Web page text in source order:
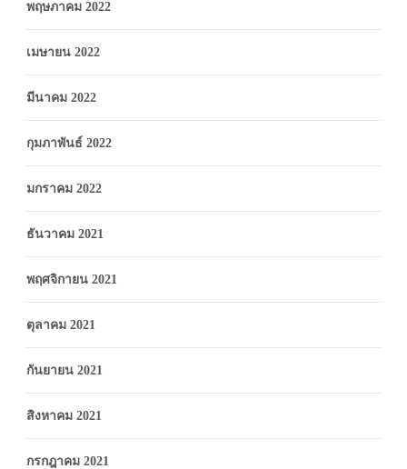
พฤษภาคม 2022
เมษายน 2022
มีนาคม 2022
กุมภาพันธ์ 2022
มกราคม 2022
ธันวาคม 2021
พฤศจิกายน 2021
ตุลาคม 2021
กันยายน 2021
สิงหาคม 2021
กรกฎาคม 2021